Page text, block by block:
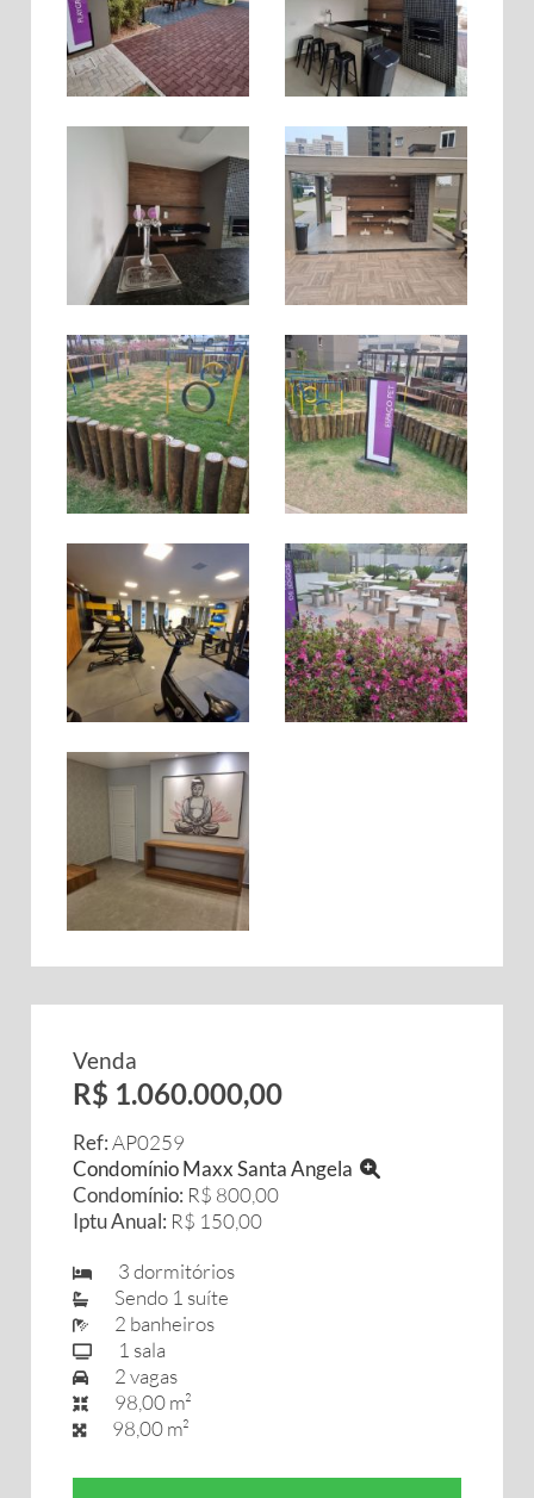
Venda
R$ 1.060.000,00
Ref:AP0259
Condomínio Maxx Santa Angela
Condomínio: R$ 800,00
Iptu Anual: R$ 150,00
3 dormitórios
Sendo 1 suíte
2 banheiros
1 sala
2 vagas
98,00 m²
98,00 m²